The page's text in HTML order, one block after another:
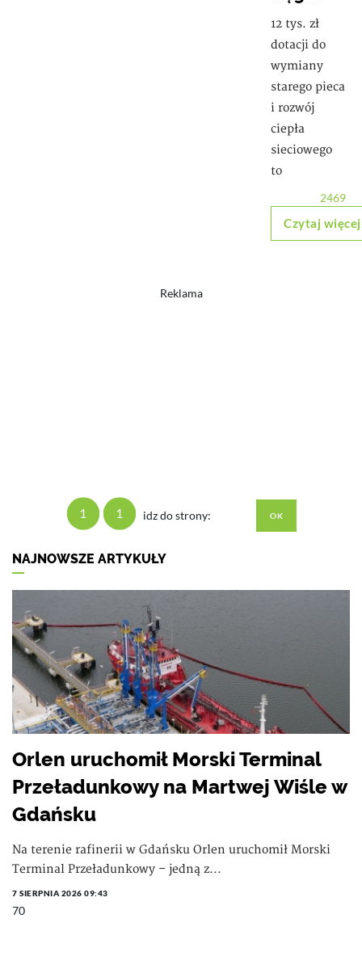
12 tys. zł
dotacji do
wymiany
starego pieca
i rozwój
ciepła
sieciowego
to
2469
Czytaj więcej
Reklama
1 1 idz do strony:
NAJNOWSZE ARTYKUŁY
Orlen uruchomił Morski Terminal
Przeładunkowy na Martwej Wiśle w
Gdańsku
Na terenie rafinerii w Gdańsku Orlen uruchomił Morski
Terminal Przeładunkowy – jedną z...
7 SIERPNIA 2026 09:43
70